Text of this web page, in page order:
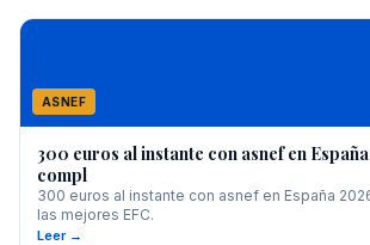
ASNEF
300 euros al instante con asnef en
compl
300 euros al instante con asnef en España
las mejores EFC.
Leer →